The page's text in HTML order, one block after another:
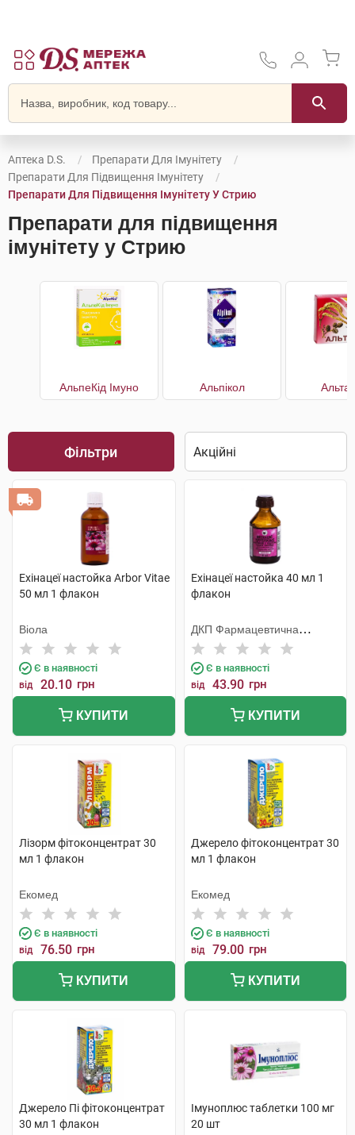
Аптека D.S.
Препарати Для Імунітету
Препарати Для Підвищення Імунітету
Препарати Для Підвищення Імунітету У Стрию
Препарати для підвищення
імунітету у Стрию
АльпеКід Імуно Альпікол
Фільтри
Ехінацеї настойка Arbor Vitae
50 мл 1 флакон
Віола
Є в наявності
від 20.10 грн
КУПИТИ
Ехінацеї настойка 40 мл 1
флакон
ДКП Фармацевтична
фабрика
Є в наявності
від 43.90 грн
КУПИТИ
Лізорм фітоконцентрат 30
мл 1 флакон
Екомед
Є в наявності
від 76.50 грн
КУПИТИ
Джерело фітоконцентрат 30
мл 1 флакон
Екомед
Є в наявності
від 79.00 грн
КУПИТИ
Джерело Пі фітоконцентрат
30 мл 1 флакон
Імуноплюс таблетки 100 мг
20 шт